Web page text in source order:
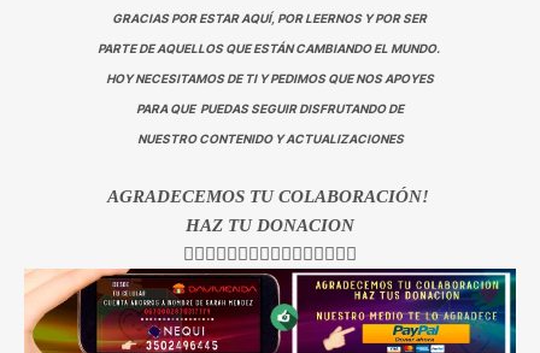
GRACIAS POR ESTAR AQUÍ, POR LEERNOS Y POR SER
PARTE DE AQUELLOS QUE ESTÁN CAMBIANDO EL MUNDO.
HOY NECESITAMOS DE TI Y PEDIMOS QUE NOS APOYES
PARA QUE PUEDAS SEGUIR DISFRUTANDO DE
NUESTRO CONTENIDO Y ACTUALIZACIONES
AGRADECEMOS TU COLABORACIÓN!
HAZ TU DONACION
👇🏻👇🏻👇🏻👇🏻👇🏻👇🏻👇🏻👇🏻